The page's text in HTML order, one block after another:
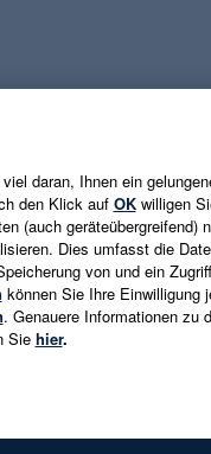
Mail-Adresse eingeben
die Datenschutzrichtlinien